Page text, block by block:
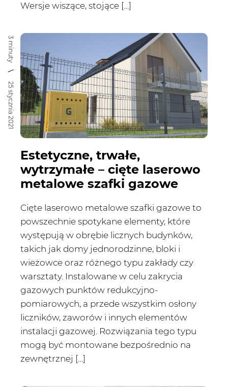
Wersje wiszące, stojące […]
3 minuty
25 stycznia 2021
Estetyczne, trwałe,
wytrzymałe – cięte laserowo
metalowe szafki gazowe
Cięte laserowo metalowe szafki gazowe to
powszechnie spotykane elementy, które
występują w obrębie licznych budynków,
takich jak domy jednorodzinne, bloki i
wieżowce oraz różnego typu zakłady czy
warsztaty. Instalowane w celu zakrycia
gazowych punktów redukcyjno-
pomiarowych, a przede wszystkim osłony
liczników, zaworów i innych elementów
instalacji gazowej. Rozwiązania tego typu
mogą być montowane bezpośrednio na
zewnętrznej […]